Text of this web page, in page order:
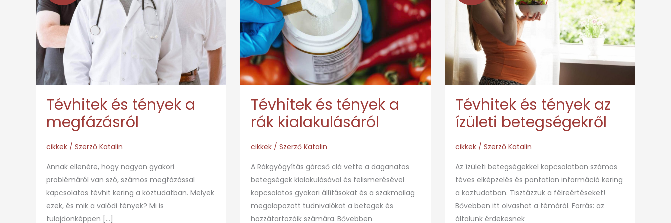
Tévhitek és tények a
megfázásról
cikkek / Szerző Katalin
Annak ellenére, hogy nagyon gyakori
problémáról van szó, számos megfázással
kapcsolatos tévhit kering a köztudatban. Melyek
ezek, és mik a valódi tények? Mi is
tulajdonképpen […]
tények
megfázásról
Tévhitek és tények a
rák kialakulásáról
cikkek / SzerzőKatalin
A Rákgyógyítás górcső alá vette a daganatos
betegségek kialakulásával és felismerésével
kapcsolatos gyakori állításokat és a szakmailag
megalapozott tudnivalókat a betegek és
hozzátartozóik számára. Bővebben
tények
a
rák
kialakulásáról
Tévhitek és tények az
ízületi betegségekről
cikkek/ Szerző Katalin
Az ízületi betegségekkel kapcsolatban számos
téves elképzelés és pontatlan információ kering
a köztudatban. Tisztázzuk a félreértéseket!
Bővebben itt olvashat a témáról. Forrás: az
általunk érdekesnek
tények
az
ízületi
betegségekről